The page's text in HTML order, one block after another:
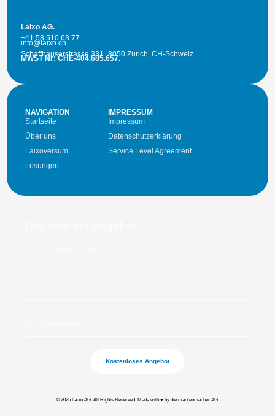
Laixo AG.
+41 58 510 63 77
info@laixo.ch
Schaffhauserstrasse 331 8050 Zürich, CH-Schweiz
MWST Nr: CHE-404.685.657.
NAVIGATION
Startseite
Über uns
Laixoversum
Lösungen
IMPRESSUM
Impressum
Datenschutzerklärung
Service Level Agreement
Kostenloses Angebot
© 2025 Laixo AG. All Rights Reserved. Made with ♥️ by die markenmacher AG.